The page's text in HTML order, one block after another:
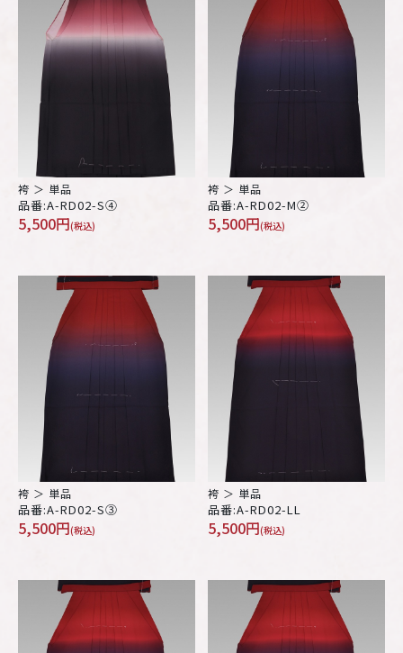
袴 ＞ 単品
品番:A-RD02-S④
5,500円(税込)
袴 ＞ 単品
品番:A-RD02-M②
5,500円(税込)
袴 ＞ 単品
品番:A-RD02-S③
5,500円(税込)
袴 ＞ 単品
品番:A-RD02-LL
5,500円(税込)